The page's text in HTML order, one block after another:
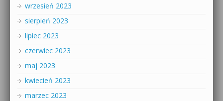
wrzesień 2023
sierpień 2023
lipiec 2023
czerwiec 2023
maj 2023
kwiecień 2023
marzec 2023